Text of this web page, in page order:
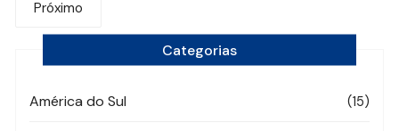
posts
Próximo
Categorias
América do Sul (15)